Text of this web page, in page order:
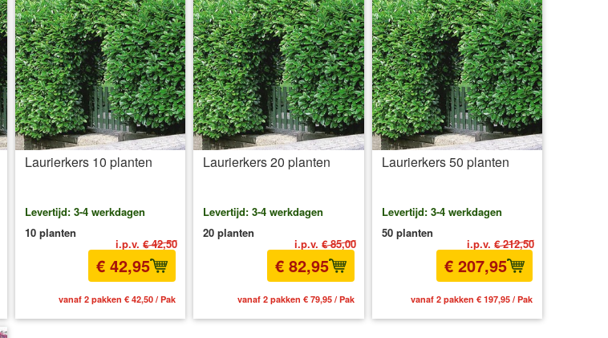
Laurierkers 10 planten
i.p.v. € 42,50
Levertijd: 3-4 werkdagen
10 planten
€ 42,95
vanaf 2 pakken € 42,50 / Pak
Laurierkers 20 planten
i.p.v. € 85,00
Levertijd: 3-4 werkdagen
20 planten
€ 82,95
vanaf 2 pakken € 79,95 / Pak
Laurierkers 50 planten
i.p.v. € 212,50
Levertijd: 3-4 werkdagen
50 planten
€ 207,95
vanaf 2 pakken € 197,95 / Pak